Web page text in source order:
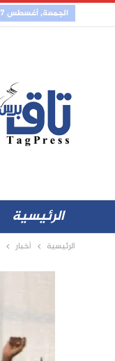
الجمعة, أغسطس 7, 2026
الرئيسية
الرئيسية أخبار